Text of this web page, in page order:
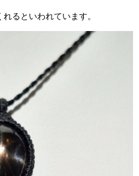
るといわれています。